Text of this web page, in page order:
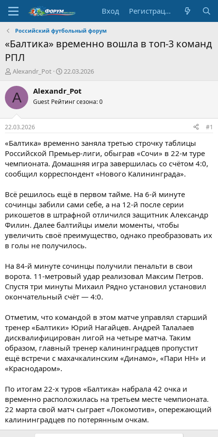
Вход Регистрация
Российский футбольный форум
«Балтика» временно вошла в топ-3 команд
РПЛ
А
т
о
т
е
м
ы
Alexandr_Pot
Д
т
н
а
л
22.03.2026
A Alexandr_Pot
Guest Рейтинг сезона: 0
22.03.2026 #1
«Балтика» временно заняла третью строчку таблицы
Российской Премьер-лиги, обыграв «Сочи» в 22-м туре
чемпионата. Домашняя игра завершилась со счётом 4:0,
сообщил корреспондент «Нового Калининграда».
Всё решилось ещё в первом тайме. На 6-й минуте
сочинцы забили сами себе, а на 12-й после серии
рикошетов в штрафной отличился защитник Александр
Филин. Далее балтийцы имели моменты, чтобы
увеличить своё преимущество, однако преобразовать их
в голы не получилось.
На 84-й минуте сочинцы получили пенальти в свои
ворота. 11-метровый удар реализовал Максим Петров.
Спустя три минуты Михаил Рядно установил установил
окончательный счёт — 4:0.
Отметим, что командой в этом матче управлял старший
тренер «Балтики» Юрий Нагайцев. Андрей Талалаев
дисквалифицирован лигой на четыре матча. Таким
образом, главный тренер калининградцев пропустит
ещё встречи с махачкалинским «Динамо», «Пари НН» и
«Краснодаром».
По итогам 22-х туров «Балтика» набрала 42 очка и
временно расположилась на третьем месте чемпионата.
22 марта свой матч сыграет «Локомотив», опережающий
калининградцев по потерянным очкам.